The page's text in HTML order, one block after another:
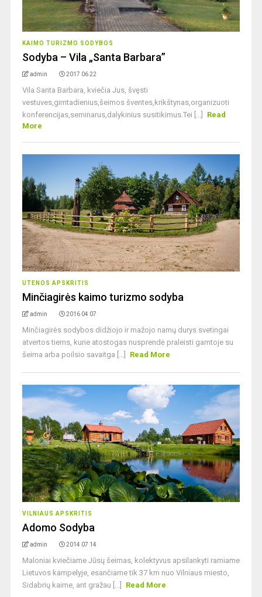
KAIMO TURIZMO SODYBOS
Sodyba – Vila „Santa Barbara”
admin 2017 06 22
Vila Santa Barbara, kviečia Jus, švęsti
vestuves,gimtadienius,šeimos šventes,krikštynas,organizuoti
konferencijas,seminarus,dalykinius susitikimus.Tei [...]
Read
More
UTENOS APSKRITIS
Minčiagirės kaimo turizmo sodyba
admin 2016 04 07
Minčiagirės sodybos didžiojo ir mažojo namų durys svetingai
atvertos tiems, kurie atostogas nusprendė praleisti gamtoje su
šeima arba poilsio savaitga [...]
Read More
VILNIAUS APSKRITIS
Adomo Sodyba
admin 2014 07 14
Maloniai kviečiame Jūsų šeimas, kolektyvus apsilankyti ramiame
Lietuvos kampelyje, esančiame tik 37 km nuo Vilniaus miesto,
Sidabrių kaime, ant gražau [...]
Read More